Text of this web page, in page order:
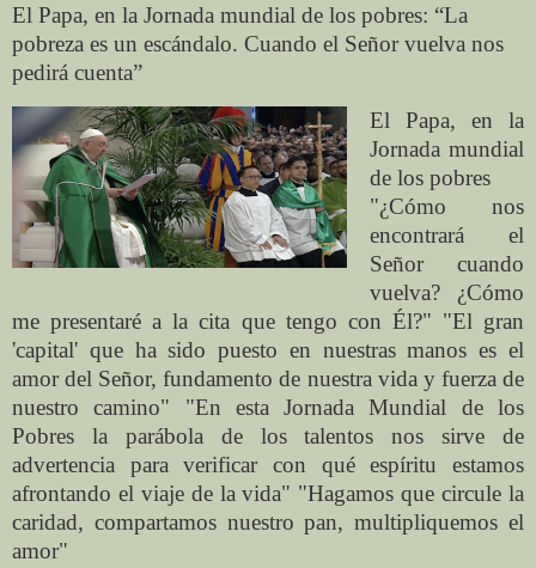
El Papa, en la Jornada mundial de los pobres: “La
pobreza es un escándalo. Cuando el Señor vuelva nos
pedirá cuenta”
El Papa, en la
Jornada mundial
de los pobres
"¿Cómo nos
encontrará el
Señor cuando
vuelva? ¿Cómo
me presentaré a la cita que tengo con Él?" "El gran
'capital' que ha sido puesto en nuestras manos es el
amor del Señor, fundamento de nuestra vida y fuerza de
nuestro camino" "En esta Jornada Mundial de los
Pobres la parábola de los talentos nos sirve de
advertencia para verificar con qué espíritu estamos
afrontando el viaje de la vida" "Hagamos que circule la
caridad, compartamos nuestro pan, multipliquemos el
amor"